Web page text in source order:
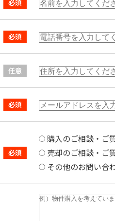
購入のご相談・ご
売却のご相談・ご
その他のお問い合